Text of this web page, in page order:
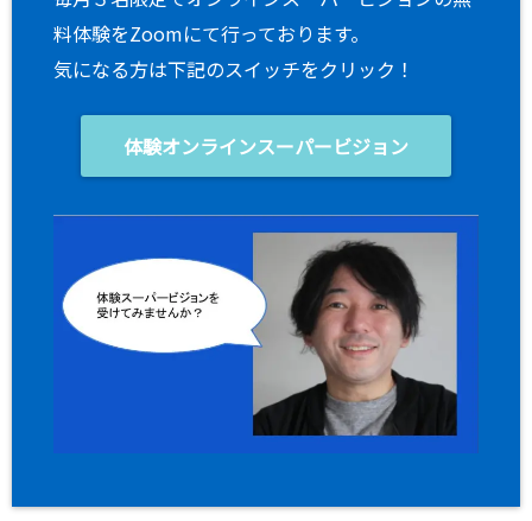
料体験をZoomにて行っております。
気になる方は下記のスイッチをクリック！
体験オンラインスーパービジョン